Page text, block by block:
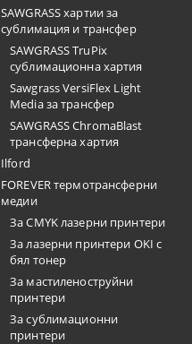
SAWGRASS хартии за
сублимация и трансфер
SAWGRASS TruPix
сублимационна хартия
Sawgrass VersiFlex Light
Media за трансфер
SAWGRASS ChromaBlast
трансферна хартия
Ilford
FOREVER термотрансферни
медии
За CMYK лазерни принтери
За лазерни принтери OKI с
бял тонер
За мастиленоструйни
принтери
За сублимационни
принтери